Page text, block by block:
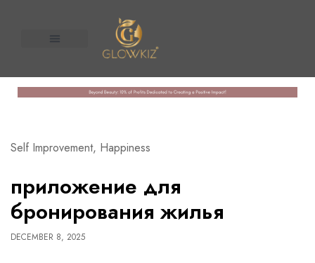
Self Improvement, Happiness
DECEMBER 8, 2025
приложение для
бронирования жилья
United